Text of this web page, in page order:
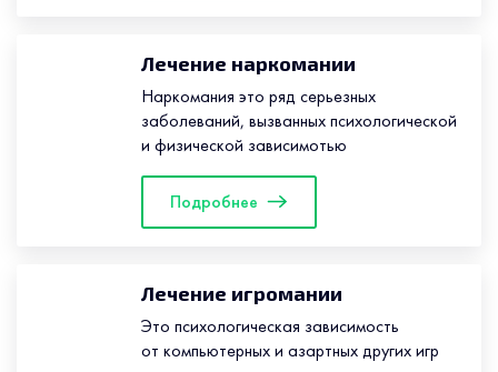
Лечение наркомании
Наркомания это ряд серьезных
заболеваний, вызванных психологической
и физической зависимотью
Подробнее
Лечение игромании
Это психологическая зависимость
от компьютерных и азартных других игр